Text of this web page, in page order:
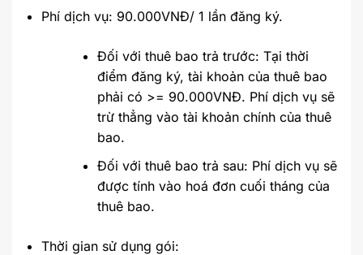
Phí dịch vụ: 90.000VNĐ/ 1 lần đăng ký.
Đối với thuê bao trả trước: Tại thời
điểm đăng ký, tài khoản của thuê bao
phải có >= 90.000VNĐ. Phí dịch vụ sẽ
trừ thẳng vào tài khoản chính của thuê
bao.
Đối với thuê bao trả sau: Phí dịch vụ sẽ
được tính vào hoá đơn cuối tháng của
thuê bao.
Thời gian sử dụng gói: